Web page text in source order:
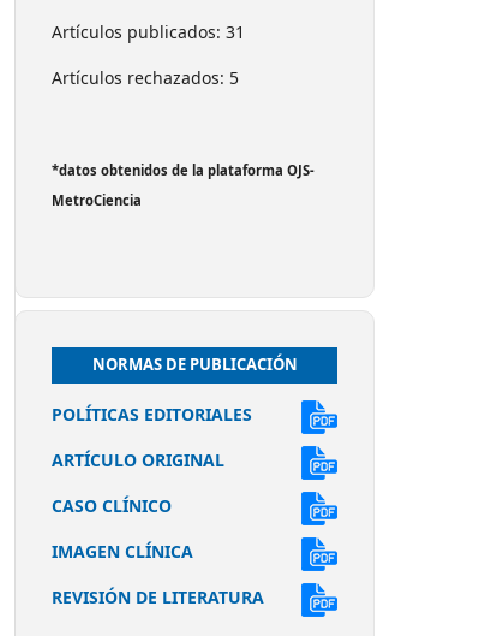
Artículos publicados: 31
Artículos rechazados: 5
*datos obtenidos de la plataforma OJS-
MetroCiencia
NORMAS DE PUBLICACIÓN
POLÍTICAS EDITORIALES
ARTÍCULO ORIGINAL
CASO CLÍNICO
IMAGEN CLÍNICA
REVISIÓN DE LITERATURA